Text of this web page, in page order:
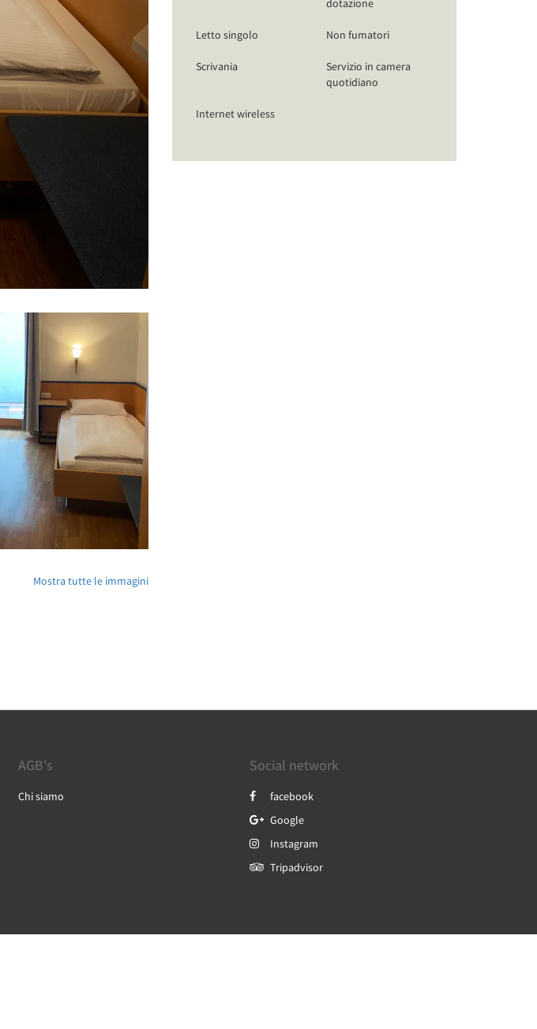
Mostra tutte le immagini
dotazione
Letto singolo Non fumatori
Scrivania
Servizio in camera
quotidiano
Internet wireless
AGB's
Chi siamo
Social network
facebook
Google
Instagram
Tripadvisor